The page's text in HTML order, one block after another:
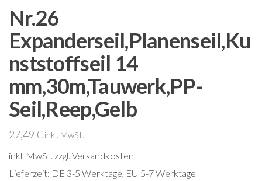
Nr.26
Expanderseil,Planenseil,Ku
nststoffseil 14
mm,30m,Tauwerk,PP-
Seil,Reep,Gelb
27,49€ inkl. MwSt.
inkl. MwSt. zzgl. Versandkosten
Lieferzeit: DE 3-5 Werktage, EU 5-7 Werktage